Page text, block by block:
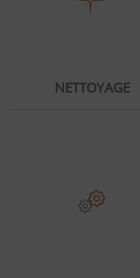
NETTOYAGE